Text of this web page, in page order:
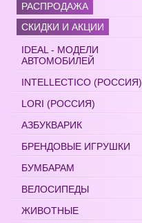
РАСПРОДАЖА
СКИДКИ И АКЦИИ
IDEAL - МОДЕЛИ
АВТОМОБИЛЕЙ
INTELLECTICO (РОССИЯ)
LORI (РОССИЯ)
АЗБУКВАРИК
БРЕНДОВЫЕ ИГРУШКИ
БУМБАРАМ
ВЕЛОСИПЕДЫ
ЖИВОТНЫЕ